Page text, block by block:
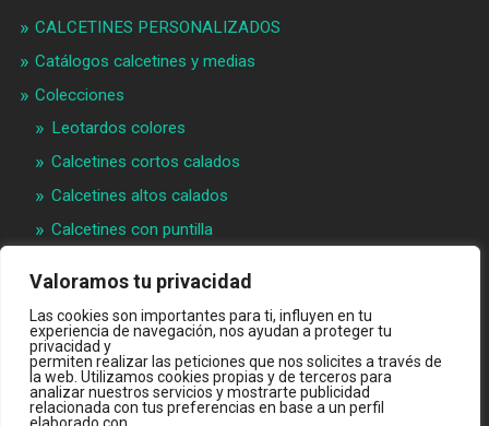
Valoramos tu privacidad
Las cookies son importantes para ti, influyen en tu
experiencia de navegación, nos ayudan a proteger tu
privacidad y
permiten realizar las peticiones que nos solicites a través de
la web. Utilizamos cookies propias y de terceros para
analizar nuestros servicios y mostrarte publicidad
relacionada con tus preferencias en base a un perfil
CALCETINES PERSONALIZADOS
Catálogos calcetines y medias
Colecciones
Leotardos colores
Calcetines cortos calados
Calcetines altos calados
Calcetines con puntilla
Materias primeras
Videos
Quiénes somos
Contacto